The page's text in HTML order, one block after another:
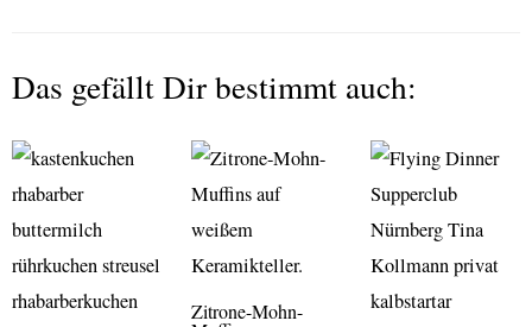
Das gefällt Dir bestimmt auch:
Zitrone-Mohn-